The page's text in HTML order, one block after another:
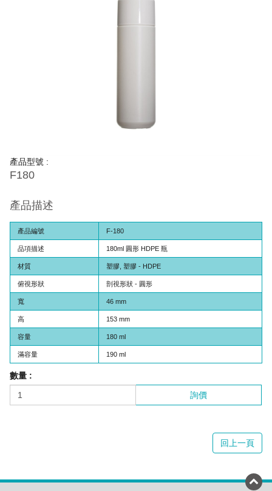
產品型號 :
F180
產品描述
產品編號 F-180
品項描述 180ml 圓形 HDPE 瓶
材質 塑膠, 塑膠 - HDPE
俯視形狀 剖視形狀 - 圓形
寬 46 mm
高 153 mm
容量 180 ml
滿容量 190 ml
數量 :
詢價
回上一頁